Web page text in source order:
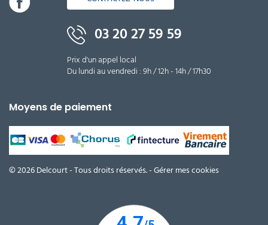
03 20 27 59 59
Prix d'un appel local
Du lundi au vendredi : 9h / 12h - 14h / 17h30
Moyens de paiement
© 2026 Delcourt - Tous droits réservés. -Gérer mes cookies